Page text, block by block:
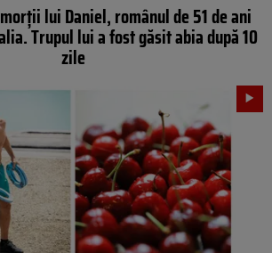
lui Daniel, românul de 51 de ani
Trupul lui a fost găsit abia după 10
zile